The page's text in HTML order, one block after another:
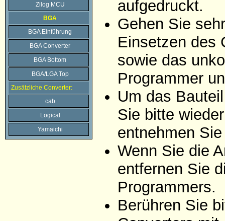
Zilog MCU
BGA
BGA Einführung
BGA Converter
BGA Bottom
BGA/LGA Top
Zusätzliche Converter:
cab
Logical
Yamaichi
aufgedruckt.
Gehen Sie
Einsetzen des
sowie das
Programmer
Um das
Sie bitte
entnehmen
Wenn Sie die
entfernen Sie
Programmers.
Berühren Sie